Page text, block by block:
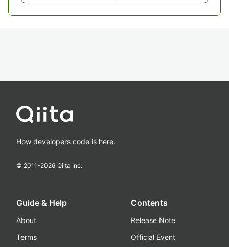
How developers code is here.
© 2011-2026 Qiita Inc.
Guide & Help
About
Terms
Contents
Release Note
Official Event